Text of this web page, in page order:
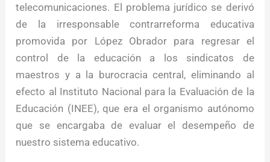
telecomunicaciones. El problema jurídico se derivó
de la irresponsable contrarreforma educativa
promovida por López Obrador para regresar el
control de la educación a los sindicatos de
maestros y a la burocracia central, eliminando al
efecto al Instituto Nacional para la Evaluación de la
Educación (INEE), que era el organismo autónomo
que se encargaba de evaluar el desempeño de
nuestro sistema educativo.